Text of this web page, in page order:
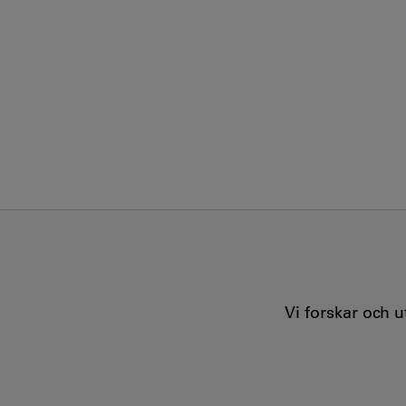
Vi forskar och